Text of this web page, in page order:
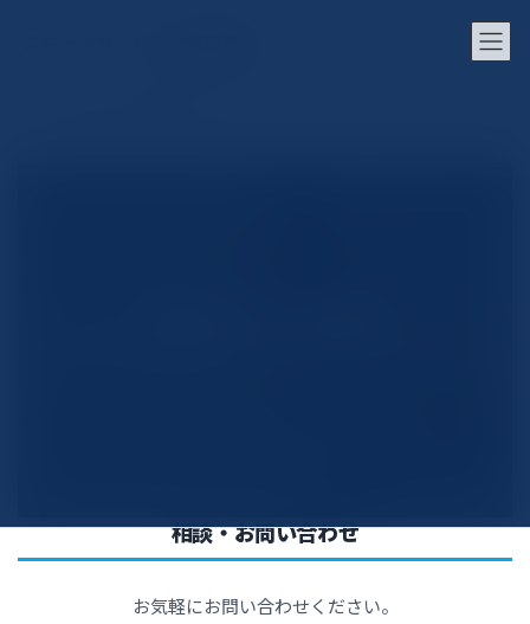
相談・お問い合わせ
お気軽にお問い合わせください。